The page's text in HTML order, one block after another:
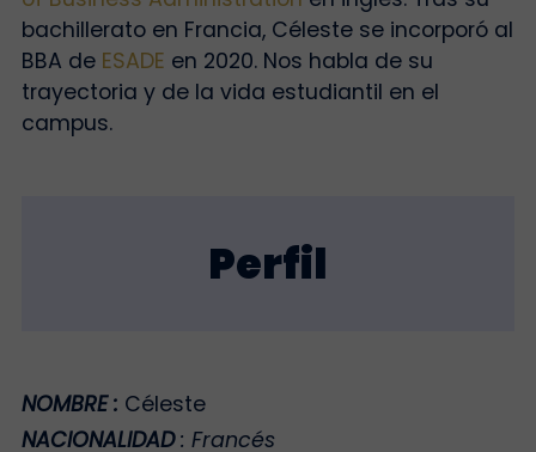
bachillerato en Francia, Céleste se incorporó al
BBA de ESADE en 2020. Nos habla de su
trayectoria y de la vida estudiantil en el
campus.
Perfil
NOMBRE: Céleste
NACIONALIDAD: Francés